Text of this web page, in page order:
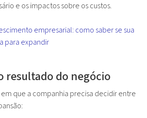
e os impactos sobre os custos.
empresarial: como saber se sua
para expandir
resultado do negócio
que a companhia precisa decidir entre